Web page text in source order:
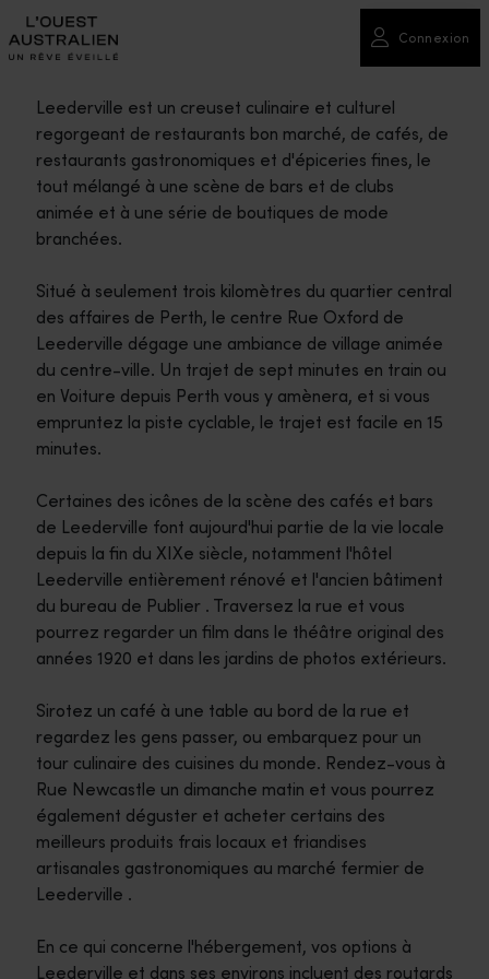
Connexion
Leederville est un creuset culinaire et culturel
regorgeant de restaurants bon marché, de cafés, de
restaurants gastronomiques et d'épiceries fines, le
tout mélangé à une scène de bars et de clubs
animée et à une série de boutiques de mode
branchées.
Situé à seulement trois kilomètres du quartier central
des affaires de Perth, le centre Rue Oxford de
Leederville dégage une ambiance de village animée
du centre-ville. Un trajet de sept minutes en train ou
en Voiture depuis Perth vous y amènera, et si vous
empruntez la piste cyclable, le trajet est facile en 15
minutes.
Certaines des icônes de la scène des cafés et bars
de Leederville font aujourd'hui partie de la vie locale
depuis la fin du XIXe siècle, notamment l'hôtel
Leederville entièrement rénové et l'ancien bâtiment
du bureau de Publier . Traversez la rue et vous
pourrez regarder un film dans le théâtre original des
années 1920 et dans les jardins de photos extérieurs.
Sirotez un café à une table au bord de la rue et
regardez les gens passer, ou embarquez pour un
tour culinaire des cuisines du monde. Rendez-vous à
Rue Newcastle un dimanche matin et vous pourrez
également déguster et acheter certains des
meilleurs produits frais locaux et friandises
artisanales gastronomiques au marché fermier de
Leederville .
En ce qui concerne l'hébergement, vos options à
Leederville et dans ses environs incluent des routards